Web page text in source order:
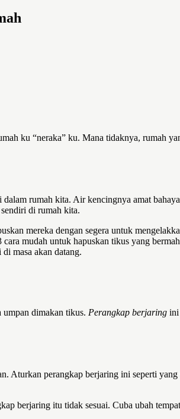
ku “neraka” ku. Mana tidaknya, rumah
rumah kita. Air kencingnya amat
di rumah kita.
mereka dengan segera untuk
mudah untuk hapuskan tikus yang
masa akan datang.
dimakan tikus. Perangkap berjaring ini
Aturkan perangkap berjaring ini seperti
berjaring itu tidak sesuai. Cuba ubah